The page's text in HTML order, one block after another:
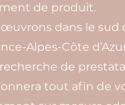
de produit.
œuvrons dans le sud
Alpes-Côte
de
tout afin de